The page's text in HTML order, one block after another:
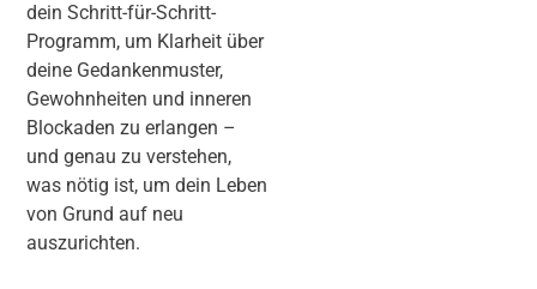
dein Schritt-für-Schritt-
Programm, um Klarheit über
deine Gedankenmuster,
Gewohnheiten und inneren
Blockaden zu erlangen –
und genau zu verstehen,
was nötig ist, um dein Leben
von Grund auf neu
auszurichten.